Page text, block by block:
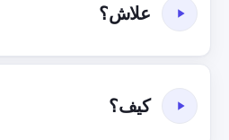
علاش؟
كيف؟